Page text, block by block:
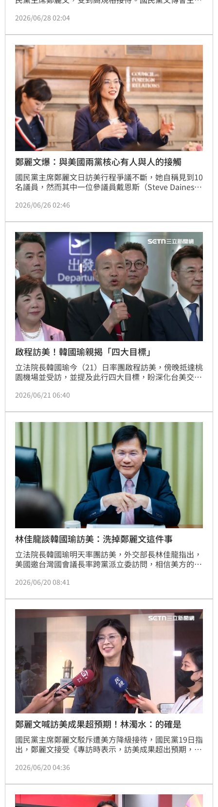
麗文訪美行程相互比較，是為政治鬥爭刻意挑撥，不僅
他強調，美方各界接連熱情接待國民黨重要人士，都是
為國民黨加分，凸顯美方正視國民黨可能2028重返執
政。相較之下，美方迄今未同意賴清德總統過境美國本
土，是否代表
2026/06/28 02:04
鄭麗文爆：與美國兩黨核心有人與人的接觸
國民黨主席鄭麗文日訪美行程爭議不斷，她自稱見到10
名議員，然而其中一位參議員戴恩斯（Steve Daines）
接受媒體專訪時稱，見到幾位議員不是意義所在，沒有
兩黨核心建立「人與人之間的接觸」，雙方能經常溝
通。
2026/06/26 02:46
啟程訪美！韓國瑜親揭「四大目標」
立法院長韓國瑜今（21）日率團啟程訪美，傍晚抵達桃
園機場並受訪，並提及此行四大目標，盼深化台美交
委員們明日多以考察行程為主。
2026/06/21 06:40
林佳龍談韓國瑜訪美：洗掉鄭麗文這件事
立法院長韓國瑜明天率團訪美，外交部長林佳龍指出，
美國邀台灣國會議長率跨黨派立委訪問，相信美方的安
個中國等印象，讓台灣多數意見呈現在美國輿論，對台
2026/06/20 08:41
鄭麗文喊訪美成果超預期！林濁水：的確是
國民黨主席鄭麗文駁斥遭美方降級接待，國民黨19日指
出，鄭麗文接受《專訪時表示，訪美成果超出預期，
林濁水也狠酸「的確是，本來高調出發嗆不排除會見川
預期」。
2026/06/20 04:36